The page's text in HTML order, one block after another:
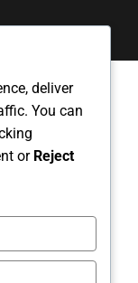
με εμάς
deliver
You can
or Reject